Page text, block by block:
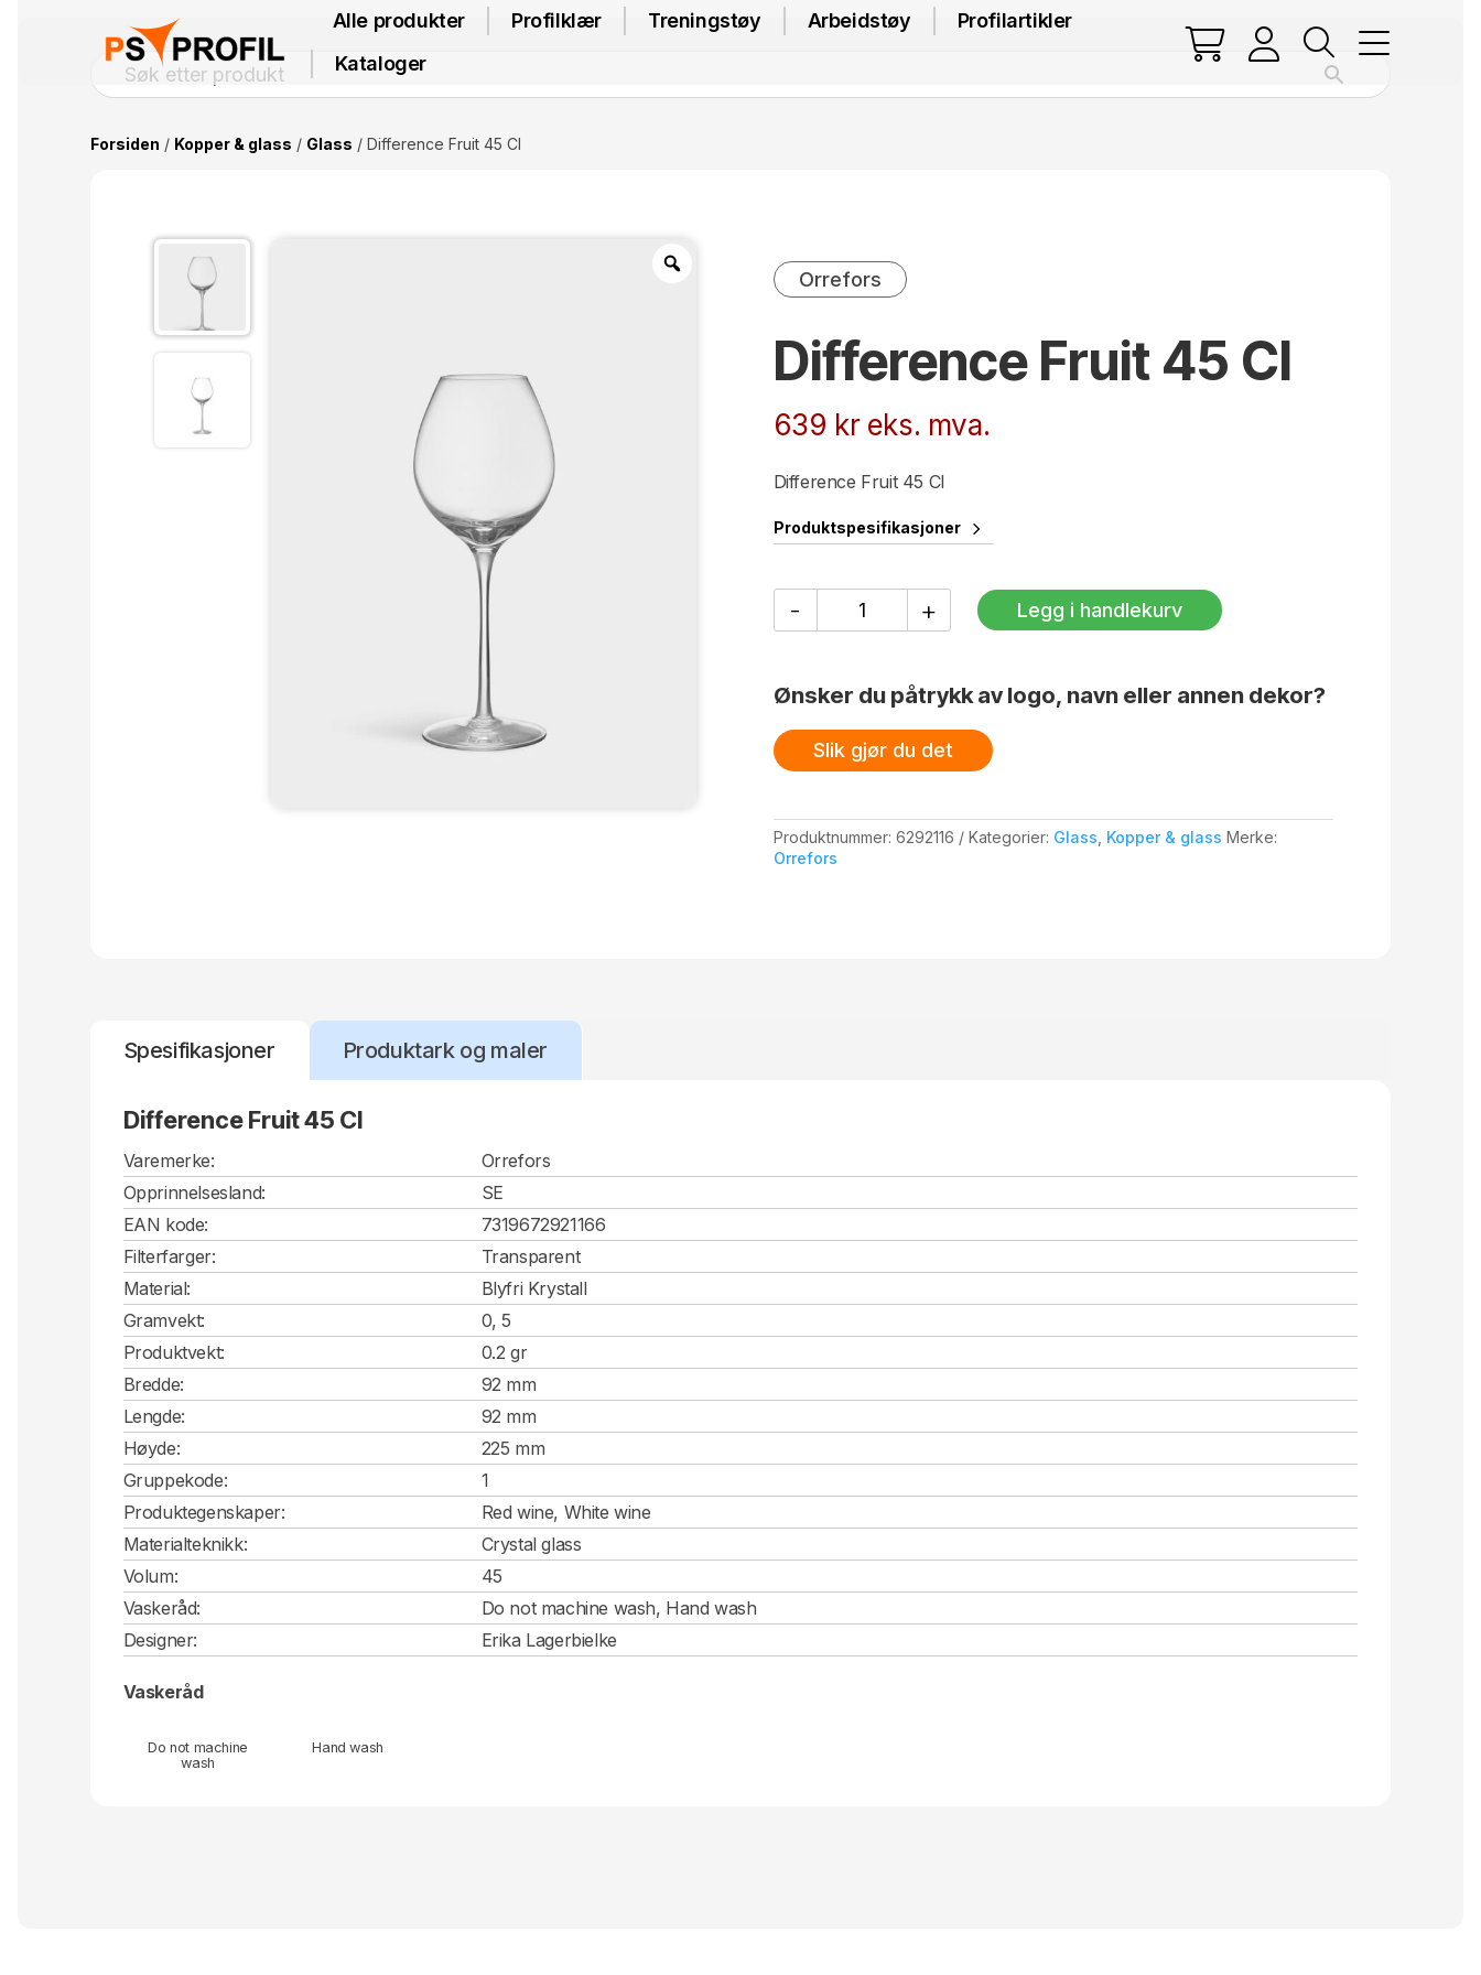
Alle produkter Profilklær Treningstøy Arbeidstøy
Profilartikler
Kataloger
Forsiden / Kopper & glass / Glass / Difference Fruit 45 Cl
Orrefors
Difference Fruit 45 Cl
639 kr eks. mva.
Difference Fruit 45 Cl
Produktspesifikasjoner
-
Fruit
+ Legg i handlekurv
Ønsker du påtrykk av logo, navn eller annen dekor?
Slik gjør du det
Produktnummer: 6292116 Kategorier: Glass Kopper & glass Merke:
Orrefors
Spesifikasjoner Produktark og maler
Difference Fruit 45 Cl
Varemerke:
Orrefors
Opprinnelsesland:
SE
EAN kode:
7319672921166
Filterfarger:
Transparent
Material:
Blyfri Krystall
Gramvekt:
0, 5
Produktvekt:
0.2 gr
Bredde:
92 mm
Lengde:
92 mm
Høyde:
225 mm
Gruppekode:
1
Produktegenskaper:
Red wine, White wine
Materialteknikk:
Crystal glass
Volum:
45
Vaskeråd:
Do not machine wash, Hand wash
Designer:
Erika Lagerbielke
Vaskeråd
Do not machine
wash
Hand wash